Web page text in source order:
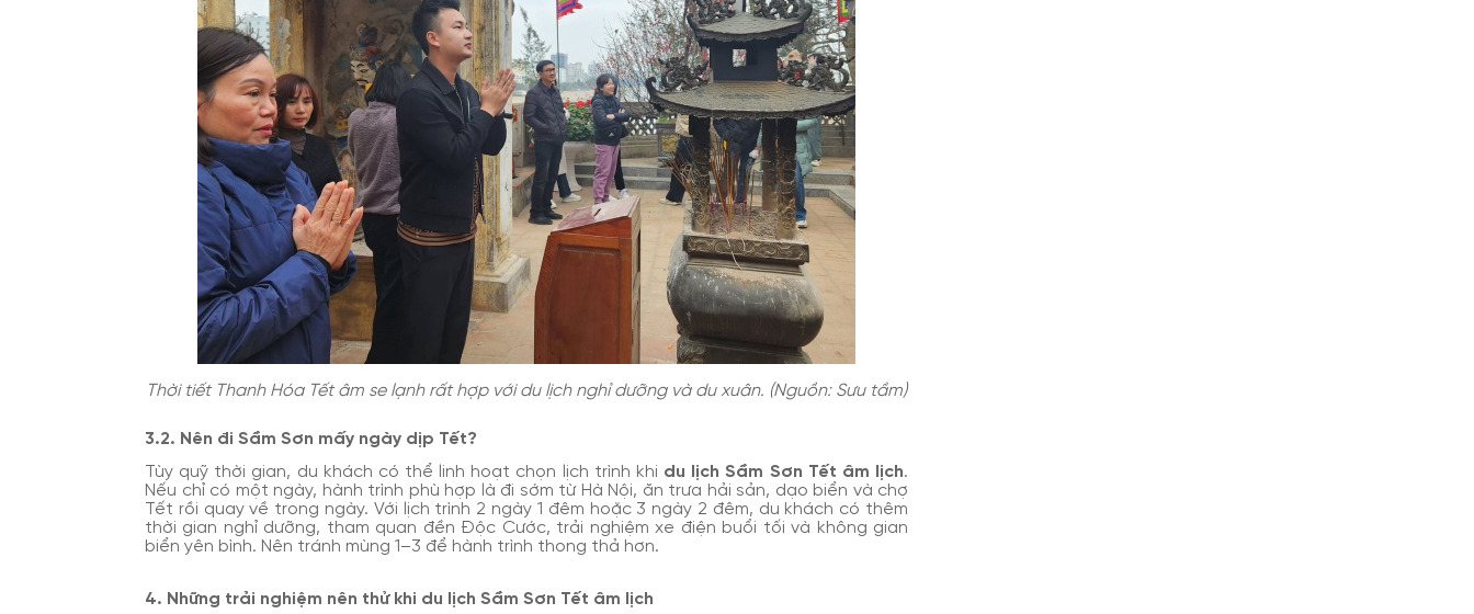
Thời tiết Thanh Hóa Tết âm se lạnh rất hợp với du lịch nghỉ dưỡng và du xuân. (Nguồn: Sưu tầm)
3.2. Nên đi Sầm Sơn mấy ngày dịp Tết?
Tùy quỹ thời gian, du khách có thể linh hoạt chọn lịch trình khi du lịch Sầm Sơn Tết âm lịch.
Nếu chỉ có một ngày, hành trình phù hợp là đi sớm từ Hà Nội, ăn trưa hải sản, dạo biển và chợ
Tết rồi quay về trong ngày. Với lịch trình 2 ngày 1 đêm hoặc 3 ngày 2 đêm, du khách có thêm
thời gian nghỉ dưỡng, tham quan đền Độc Cước, trải nghiệm xe điện buổi tối và không gian
biển yên bình. Nên tránh mùng 1–3 để hành trình thong thả hơn.
4. Những trải nghiệm nên thử khi du lịch Sầm Sơn Tết âm lịch